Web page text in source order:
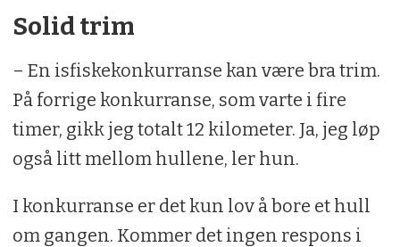
Solid trim
– En isfiskekonkurranse kan være bra trim.
På forrige konkurranse, som varte i fire
timer, gikk jeg totalt 12 kilometer. Ja, jeg løp
også litt mellom hullene, ler hun.
I konkurranse er det kun lov å bore et hull
om gangen. Kommer det ingen respons i